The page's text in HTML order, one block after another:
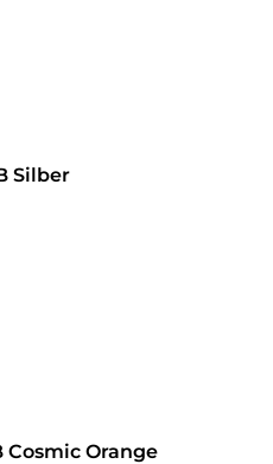
Silber
Cosmic Orange